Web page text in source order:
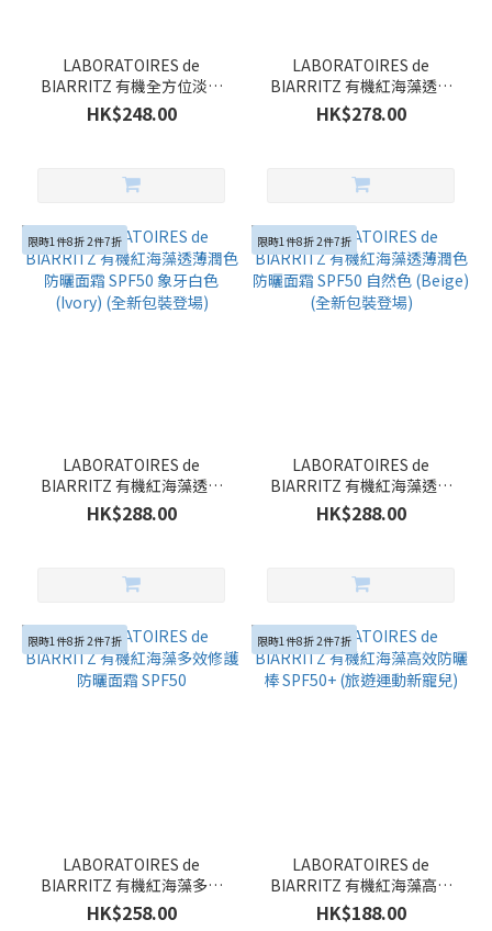
LABORATOIRES de
BIARRITZ 有機全方位淡斑
清透防曬乳 （SPF50
+/PA++++）
HK$248.00
LABORATOIRES de
BIARRITZ 有機紅海藻透薄
潤色防曬面霜 SPF30 自然色
(Beige)
HK$278.00
限時1件8折 2件7折
LABORATOIRES de
BIARRITZ 有機紅海藻透薄
潤色防曬面霜 SPF50 象牙白
色 (Ivory) (全新包裝登場)
HK$288.00
限時1件8折 2件7折
LABORATOIRES de
BIARRITZ 有機紅海藻透薄
潤色防曬面霜 SPF50 自然色
(Beige) (全新包裝登場)
HK$288.00
限時1件8折 2件7折
LABORATOIRES de
BIARRITZ 有機紅海藻多效
修護防曬面霜 SPF50
HK$258.00
限時1件8折 2件7折
LABORATOIRES de
BIARRITZ 有機紅海藻高效
防曬棒 SPF50+ (旅遊運動新
寵兒)
HK$188.00